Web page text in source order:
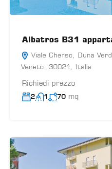
Albatros B31
Viale Cherso, Duna
Veneto, 30021, Italia
Richiedi prezzo
2 1 70 mq